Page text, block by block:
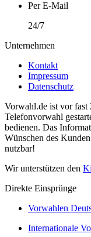
Per E-Mail
24/7
Unternehmen
Kontakt
Impressum
Datenschutz
Vorwahl.de ist vor fast
Telefonvorwahl
bedienen. Das
Wünschen des
nutzbar!
Wir unterstützen den
Direkte Einsprünge
Vorwahlen
Internationale